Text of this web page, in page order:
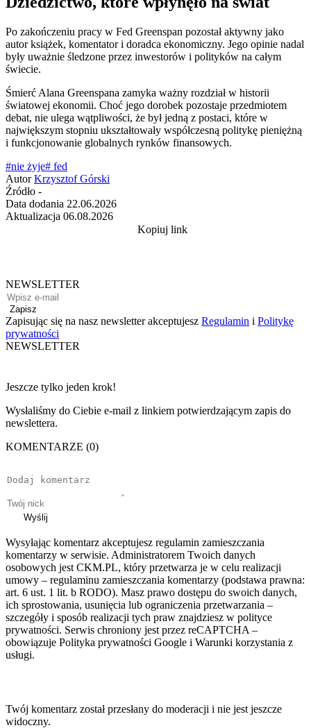
Po zakończeniu pracy w Fed Greenspan pozostał aktywny jako
autor książek, komentator i doradca ekonomiczny. Jego opinie nadal
były uważnie śledzone przez inwestorów i polityków na całym
świecie.
Śmierć Alana Greenspana zamyka ważny rozdział w historii
światowej ekonomii. Choć jego dorobek pozostaje przedmiotem
debat, nie ulega wątpliwości, że był jedną z postaci, które w
największym stopniu ukształtowały współczesną politykę pieniężną
i funkcjonowanie globalnych rynków finansowych.
#nie żyje# fed
Autor Krzysztof Górski
Źródło -
Data dodania 22.06.2026
Aktualizacja 06.08.2026
Kopiuj link
NEWSLETTER
Zapisz
Zapisując się na nasz newsletter akceptujesz Regulamin i Politykę
prywatności
NEWSLETTER
Jeszcze tylko jeden krok!
Wysłaliśmy do Ciebie e-mail z linkiem potwierdzającym zapis do
newslettera.
KOMENTARZE (0)
Wyślij
Wysyłając komentarz akceptujesz regulamin zamieszczania
komentarzy w serwisie. Administratorem Twoich danych
osobowych jest CKM.PL, który przetwarza je w celu realizacji
umowy – regulaminu zamieszczania komentarzy (podstawa prawna:
art. 6 ust. 1 lit. b RODO). Masz prawo dostępu do swoich danych,
ich sprostowania, usunięcia lub ograniczenia przetwarzania –
szczegóły i sposób realizacji tych praw znajdziesz w polityce
prywatności. Serwis chroniony jest przez reCAPTCHA –
obowiązuje Polityka prywatności Google i Warunki korzystania z
usługi.
Twój komentarz został przesłany do moderacji i nie jest jeszcze
widoczny.